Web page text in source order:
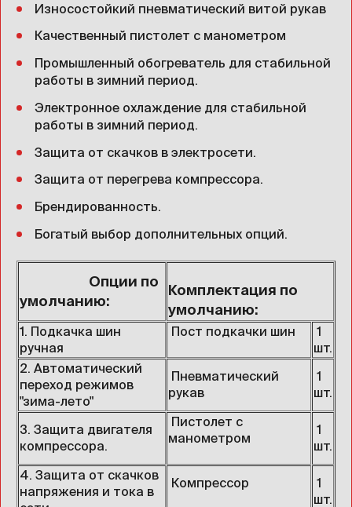
Износостойкий пневматический витой рукав
Качественный пистолет с манометром
Промышленный обогреватель для стабильной
работы в зимний период.
Электронное охлаждение для стабильной
работы в зимний период.
Защита от скачков в электросети.
Защита от перегрева компрессора.
Брендированность.
Богатый выбор дополнительных опций.
Опции по
умолчанию:
Комплектация по
умолчанию:
1. Подкачка шин
ручная
Пост подкачки шин
1
шт.
2. Автоматический
переход режимов
"зима-лето"
Пневматический
рукав
1
шт.
3. Защита двигателя
компрессора.
Пистолет с
манометром
1
шт.
4. Защита от скачков
напряжения и тока в
Компрессор
1
шт.